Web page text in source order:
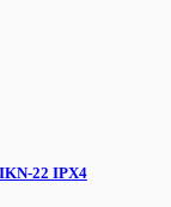
22 IPX4